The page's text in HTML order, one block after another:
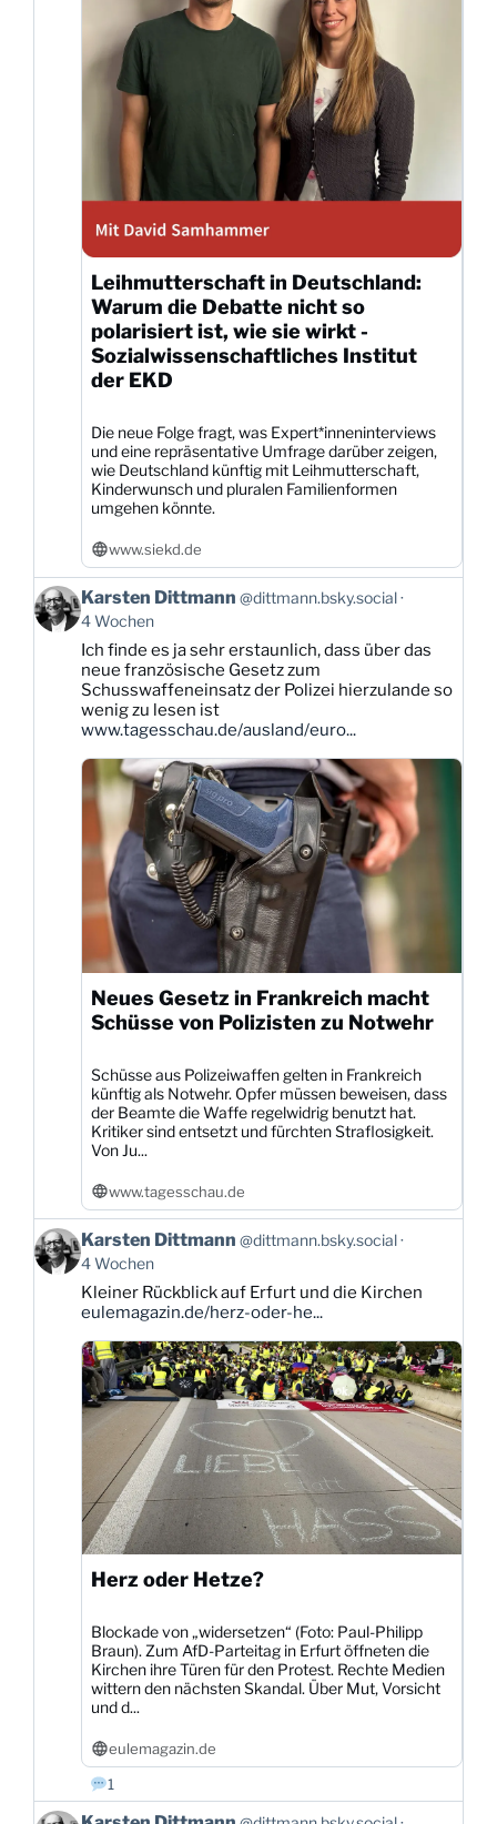
Leihmutterschaft in Deutschland:
Warum die Debatte nicht so
polarisiert ist, wie sie wirkt -
Sozialwissenschaftliches Institut
der EKD
Die neue Folge fragt, was Expert*inneninterviews
und eine repräsentative Umfrage darüber zeigen,
wie Deutschland künftig mit Leihmutterschaft,
Kinderwunsch und pluralen Familienformen
umgehen könnte.
www.siekd.de
Beitrag
von
Karsten
Dittmann
Bluesky
ansehen
Karsten Dittmann @dittmann.bsky.social
4 Wochen
Ich finde es ja sehr erstaunlich, dass über das
neue französische Gesetz zum
Schusswaffeneinsatz der Polizei hierzulande so
wenig zu lesen ist
www.tagesschau.de/ausland/euro...
Neues Gesetz in Frankreich macht
Schüsse von Polizisten zu Notwehr
Schüsse aus Polizeiwaffen gelten in Frankreich
künftig als Notwehr. Opfer müssen beweisen, dass
der Beamte die Waffe regelwidrig benutzt hat.
Kritiker sind entsetzt und fürchten Straflosigkeit.
Von Ju...
www.tagesschau.de
Beitrag
von
Karsten
Dittmann
Bluesky
ansehen
Karsten Dittmann @dittmann.bsky.social
4 Wochen
Kleiner Rückblick auf Erfurt und die Kirchen
eulemagazin.de/herz-oder-he...
Herz oder Hetze?
Blockade von „widersetzen“ (Foto: Paul-Philipp
Braun). Zum AfD-Parteitag in Erfurt öffneten die
Kirchen ihre Türen für den Protest. Rechte Medien
wittern den nächsten Skandal. Über Mut, Vorsicht
und d...
eulemagazin.de
1
Beitrag